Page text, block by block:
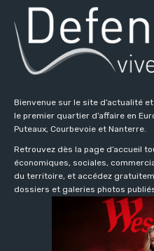
Bienvenue sur le site d’actualité
le premier quartier d’affaire en
Puteaux, Courbevoie et Nanterre.
Retrouvez dès la page d’accueil
économiques, sociales,
du territoire, et accédez
dossiers et galeries photos